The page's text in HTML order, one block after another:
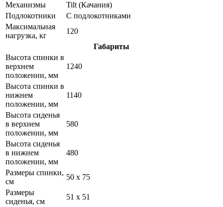
Механизмы
Tilt (Качания)
Подлокотники
С подлокотниками
Максимальная
нагрузка, кг
120
Габариты
Высота спинки в
верхнем
положении, мм
1240
Высота спинки в
нижнем
положении, мм
1140
Высота сиденья
в верхнем
положении, мм
580
Высота сиденья
в нижнем
положении, мм
480
Размеры спинки,
см
50 x 75
Размеры
сиденья, см
51 x 51